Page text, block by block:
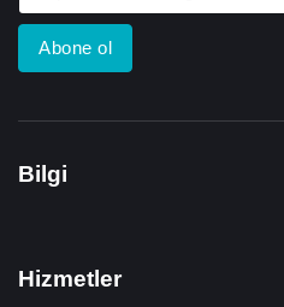
Abone ol
Bilgi
Hizmetler